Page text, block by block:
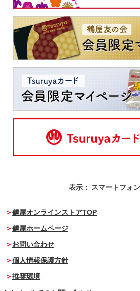
表示： スマートフォン
鶴屋オンラインストアTOP
鶴屋ホームページ
お問い合わせ
個人情報保護方針
推奨環境